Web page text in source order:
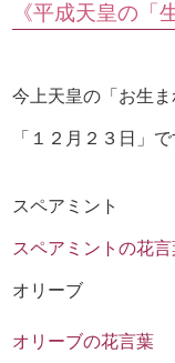
《平成天皇の「
今上天皇の「お生ま
「１２月２３日」で
スペアミント
スペアミントの花言
オリーブ
オリーブの花言葉